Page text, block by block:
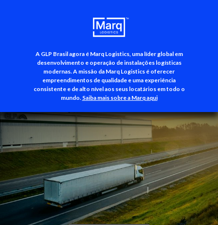
A GLP Brasil agora é Marq Logistics, uma líder global em
desenvolvimento e operação de instalações logísticas
modernas. A missão da Marq Logistics é oferecer
empreendimentos de qualidade e uma experiência
consistente e de alto nível aos seus locatários em todo o
mundo. Saiba mais sobre a Marq aqui
+55 (11) 3500-3700